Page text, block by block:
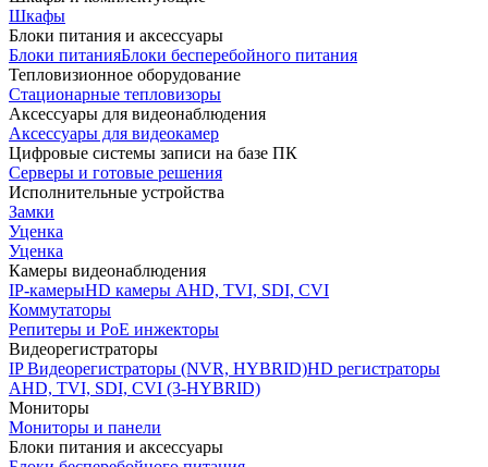
Шкафы
Блоки питания и аксессуары
Блоки питанияБлоки бесперебойного питания
Тепловизионное оборудование
Стационарные тепловизоры
Аксессуары для видеонаблюдения
Аксессуары для видеокамер
Цифровые системы записи на базе ПК
Серверы и готовые решения
Исполнительные устройства
Замки
Уценка
Уценка
Камеры видеонаблюдения
IP-камерыHD камеры AHD, TVI, SDI, CVI
Коммутаторы
Репитеры и PoE инжекторы
Видеорегистраторы
IP Видеорегистраторы (NVR, HYBRID)HD регистраторы
AHD, TVI, SDI, CVI (3-HYBRID)
Мониторы
Мониторы и панели
Блоки питания и аксессуары